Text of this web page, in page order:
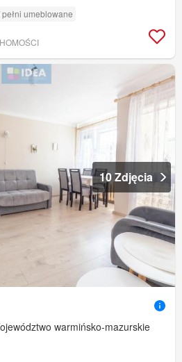
pełni umeblowane
10 Zdjęcia
warmińsko-mazurskie